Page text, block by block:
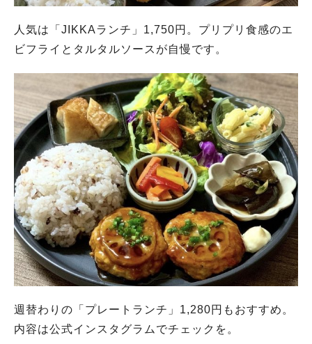
人気は「JIKKAランチ」1,750円。プリプリ食感のエ
ビフライとタルタルソースが自慢です。
週替わりの「プレートランチ」1,280円もおすすめ。
内容は公式インスタグラムでチェックを。